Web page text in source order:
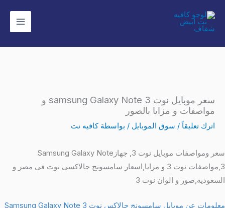
إلى
المحتوى
سعر موبايل نوت samsung Galaxy Note 3 و
مواصفات و مزايا بالصور
اترك تعليقاً / سوق الموبايل / بواسطة كافيه نت
سعر ومواصفات موبايل نوت 3, جهازSamsung Galaxy Note
3,مواصفات نوت 3 و مزايا,اسعار سامسونج جالاكسى نوت فى مصر و
السعودية,صور و الوان نوت 3
معلومات عن موبايل سامسونج جالاكس نوت Samsung Galaxy Note 3